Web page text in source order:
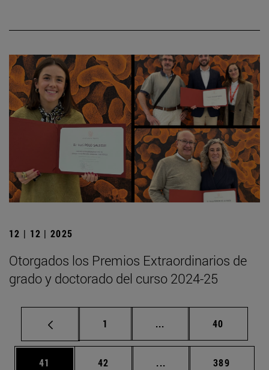
12 | 12 | 2025
Otorgados los Premios Extraordinarios de
grado y doctorado del curso 2024-25
Página
1 ... Páginas intermedias
Página
40
Página
41 Página
42 ... Páginas intermedias
Página
389